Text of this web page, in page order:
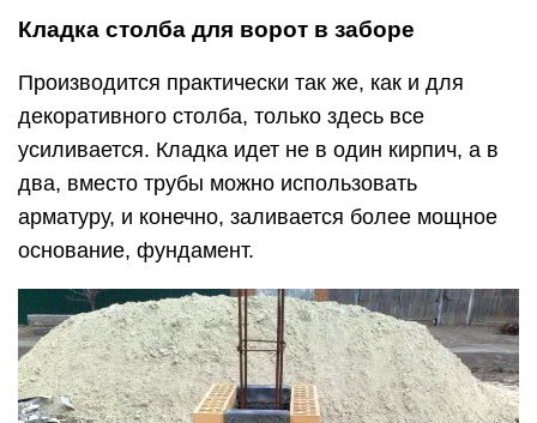
Кладка столба для ворот в заборе
Производится практически так же, как и для
декоративного столба, только здесь все
усиливается. Кладка идет не в один кирпич, а в
два, вместо трубы можно использовать
арматуру, и конечно, заливается более мощное
основание, фундамент.